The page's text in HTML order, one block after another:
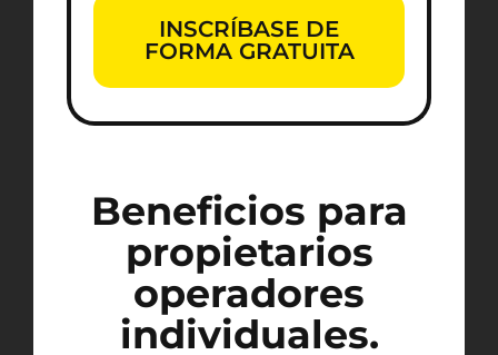
INSCRÍBASE DE
FORMA GRATUITA
Beneficios para
propietarios
operadores
individuales.